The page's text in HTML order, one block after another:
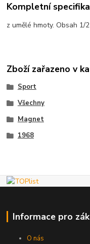
Kompletní
z umělé hmoty. Obsah 1/2
Zboží zařazeno v
Sport
Všechny
Magnet
1968
Informace pro
O nás